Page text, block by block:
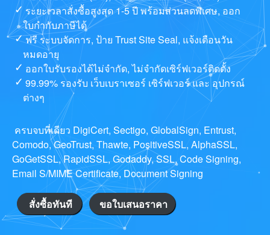
ระยะเวลาสั่งซื้อสูงสุด 1-5 ปี พร้อมส่วนลดพิเศษ, ออก
ใบกำกับภาษีได้
ฟรี ระบบจัดการ, ป้าย Trust Site Seal, แจ้งเตือนวัน
หมดอายุ
ออกใบรับรองได้ไม่จำกัด, ไม่จำกัดเซิร์ฟเวอร์ติดตั้ง
99.99% รองรับ เว็บเบราเซอร์ เซิร์ฟเวอร์ และ อุปกรณ์
ต่างๆ
ครบจบที่เดียว DigiCert, Sectigo, GlobalSign, Entrust,
Comodo, GeoTrust, Thawte, PositiveSSL, AlphaSSL,
GoGetSSL, RapidSSL, Godaddy, SSL, Code Signing,
Email S/MIME Certificate, Document Signing
สั่งซื้อทันที ขอใบเสนอราคา